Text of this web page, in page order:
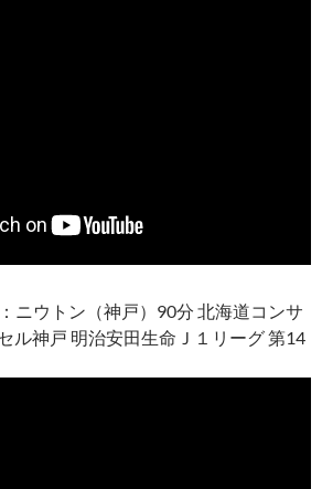
ニウトン（神戸）90分 北海道コンサ
ル神戸 明治安田生命Ｊ１リーグ 第14